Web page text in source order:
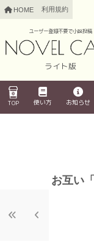
HOME 利用規約
ユーザー登録不要で小説投稿
ライト版
TOP 使い方 お知らせ
お互い